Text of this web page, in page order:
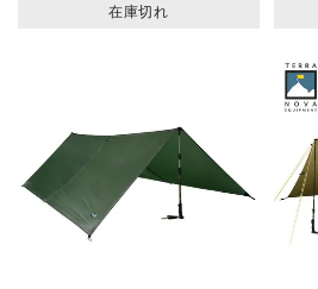
在庫切れ